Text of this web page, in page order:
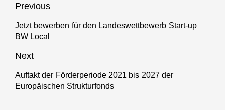
Beitragsnavigation
Previous
Previous
post:
Jetzt bewerben für den Landeswettbewerb Start-up
BW Local
Next
Next
post:
Auftakt der Förderperiode 2021 bis 2027 der
Europäischen Strukturfonds